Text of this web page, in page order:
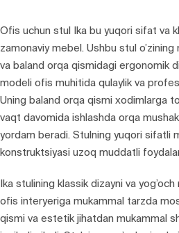
Ofis uchun stul Ika bu yuqori sifat va
zamonaviy mebel. Ushbu stul
va baland orqa qismidagi ergonomik
modeli ofis muhitida qulaylik va
Uning baland orqa qismi xodimlarga
vaqt davomida ishlashda orqa
yordam beradi. Stulning yuqori sifatli
konstruktsiyasi uzoq muddatli
Ika stulining klassik dizayni va
ofis interyeriga mukammal tarzda
qismi va estetik jihatdan mukammal